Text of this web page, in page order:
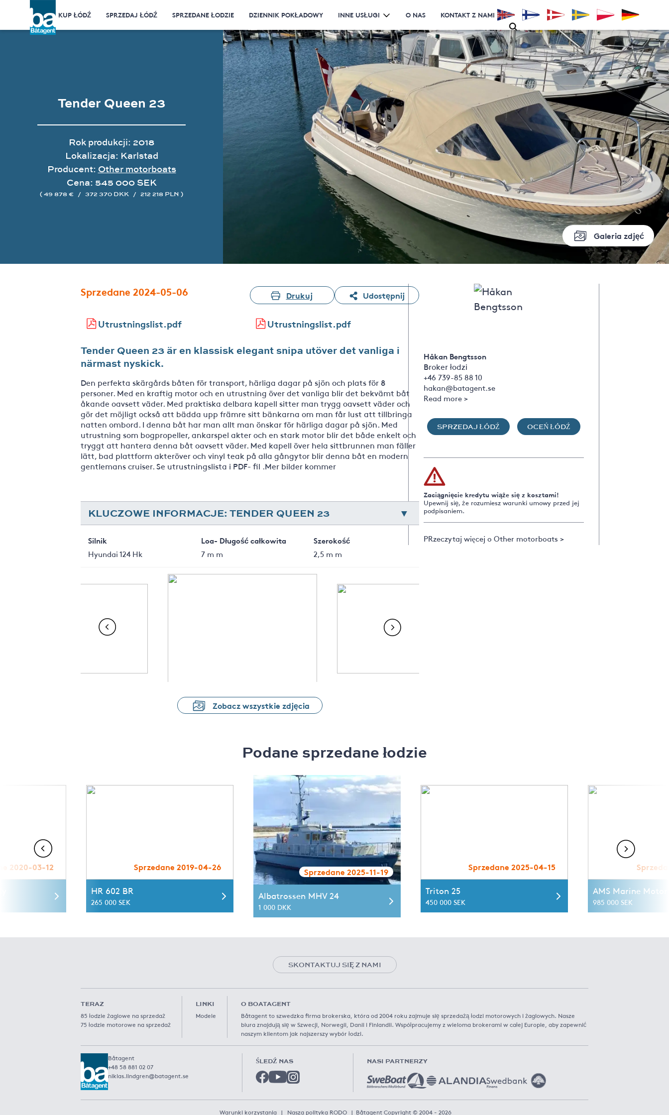
KUP ŁÓDŹ SPRZEDAJ ŁÓDŹ SPRZEDANE ŁODZIE DZIENNIK POKŁADOWY INNE USŁUGI O NAS KONTAKT Z NAMI
Galeria zdjęć
Tender Queen 23
Rok produkcji: 2018
Lokalizacja: Karlstad
Producent: Other motorboats
Cena: 545 000 SEK
( 49 878 € / 372 370 DKK / 212 218 PLN )
Sprzedane 2024-05-06 Drukuj Udostępnij
Utrustningslist.pdf Utrustningslist.pdf
Tender Queen 23 är en klassisk elegant snipa utöver det vanliga i
närmast nyskick.
Den perfekta skärgårds båten för transport, härliga dagar på sjön och plats för 8
personer. Med en kraftig motor och en utrustning över det vanliga blir det bekvämt båt
åkande oavsett väder. Med praktiska delbara kapell sitter man trygg oavsett väder och
gör det möjligt också att bädda upp främre sitt bänkarna om man får lust att tillbringa
natten ombord. I denna båt har man allt man önskar för härliga dagar på sjön. Med
utrustning som bogpropeller, ankarspel akter och en stark motor blir det både enkelt och
tryggt att hantera denna båt oavsett väder. Med kapell över hela sittbrunnen man fäller
lätt, bad plattform akteröver och vinyl teak på alla gångytor blir denna båt en modern
gentlemans cruiser. Se utrustningslista i PDF- fil .Mer bilder kommer
KLUCZOWE INFORMACJE: TENDER QUEEN 23
Silnik
Hyundai 124 Hk
Loa- Długość całkowita
7 m m
Szerokość
2,5 m m
Zobacz wszystkie zdjęcia
Håkan Bengtsson
Broker łodzi
+46 739-85 88 10
hakan@batagent.se
Read more >
SPRZEDAJ ŁÓDŹ OCEŃ ŁÓDŹ
Zaciągnięcie kredytu wiąże się z kosztami!
Upewnij się, że rozumiesz warunki umowy przed jej
podpisaniem.
PRzeczytaj więcej o Other motorboats >
Podane sprzedane łodzie
2020-03-12 Sprzedane 2019-04-26
HR 602 BR
265 000 SEK
Sprzedane 2025-11-19
Albatrossen MHV 24
1 000 DKK
Sprzedane 2025-04-15
Triton 25
450 000 SEK
AMS Marine
985 000 SEK
SKONTAKTUJ SIĘ Z NAMI
TERAZ
85 łodzie żaglowe na sprzedaż
75 łodzie motorowe na sprzedaż
LINKI
Modele
O BOATAGENT
Båtagent to szwedzka firma brokerska, która od 2004 roku zajmuje się sprzedażą łodzi motorowych i żaglowych. Nasze
biura znajdują się w Szwecji, Norwegii, Danii i Finlandii. Współpracujemy z wieloma brokerami w całej Europie, aby zapewnić
naszym klientom jak najszerszy wybór łodzi.
Båtagent
+48 58 881 02 07
niklas.lindgren@batagent.se
ŚLEDŹ NAS NASI PARTNERZY
Warunki korzystania | Nasza polityka RODO | Båtagent Copyright © 2004 - 2026